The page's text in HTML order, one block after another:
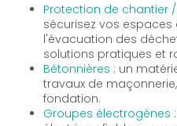
Protection de chantier
sécurisez vos espaces
l'évacuation des
solutions pratiques et
Bétonnières : un
travaux de
fondation.
Groupes électrogènes